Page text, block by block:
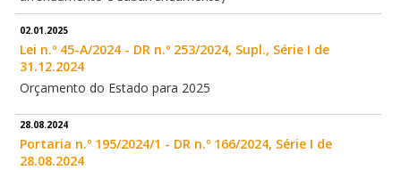
02.01.2025
Lei n.º 45-A/2024 - DR n.º 253/2024, Supl., Série I de
31.12.2024
Orçamento do Estado para 2025
28.08.2024
Portaria n.º 195/2024/1 - DR n.º 166/2024, Série I de
28.08.2024